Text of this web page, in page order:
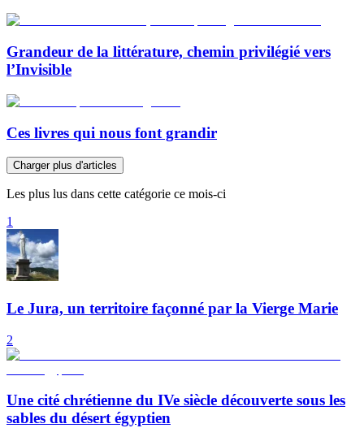
Grandeur de la littérature, chemin privilégié vers
l’Invisible
Ces livres qui nous font grandir
Charger plus d'articles
Les plus lus dans cette catégorie ce mois-ci
1
Le Jura, un territoire façonné par la Vierge Marie
2
Une cité chrétienne du IVe siècle découverte sous les
sables du désert égyptien